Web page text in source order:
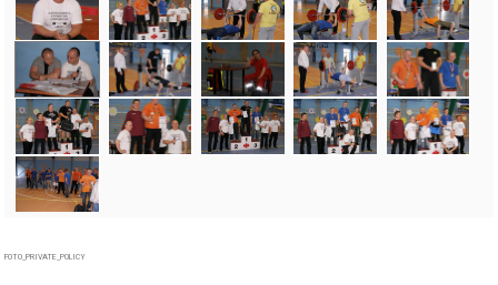
FOTO_PRIVATE_POLICY